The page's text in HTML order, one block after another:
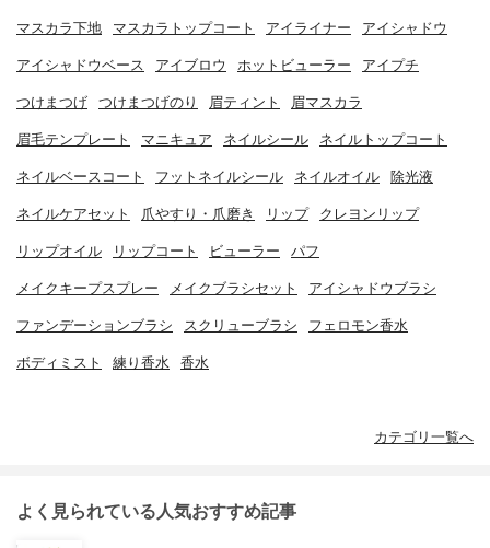
マスカラ下地 マスカラトップコート アイライナー アイシャドウ
アイシャドウベース アイブロウ ホットビューラー アイプチ
つけまつげ つけまつげのり 眉ティント 眉マスカラ
眉毛テンプレート マニキュア ネイルシール ネイルトップコート
ネイルベースコート フットネイルシール ネイルオイル 除光液
ネイルケアセット 爪やすり・爪磨き リップ クレヨンリップ
リップオイル リップコート ビューラー パフ
メイクキープスプレー メイクブラシセット アイシャドウブラシ
ファンデーションブラシ スクリューブラシ フェロモン香水
ボディミスト 練り香水 香水
カテゴリ一覧へ
よく見られている人気おすすめ記事